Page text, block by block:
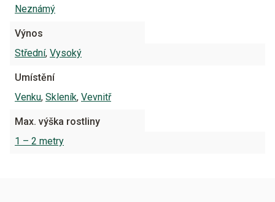
Neznámý
Výnos
Střední, Vysoký
Umístění
Venku, Skleník, Vevnitř
Max. výška rostliny
1 – 2 metry